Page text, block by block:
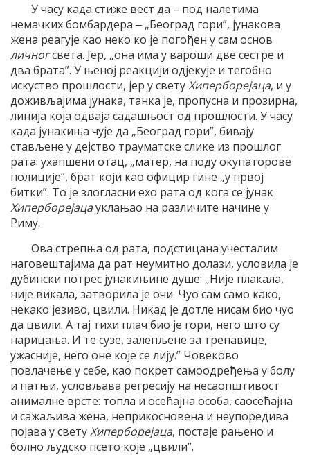
У часу када стиже вест да – под налетима
немачких бомбардера ‒ „Београд гори”, јунакова
жена реагује као неко ко је погођен у сам основ
личногсвета. Јер, „она има у вароши две сестре и
два брата”. У њеној реакцији одјекује и тегобно
искуство прошлости, јер у светуХиперборејаца, и у
доживљајима јунака, танка је, пропусна и прозирна,
линија која одваја садашњост од прошлости. У часу
када јунакиња чује да „Београд гори”, бивају
стављене у дејство трауматске слике из прошлог
рата: ухапшени отац, „матер, на поду окупаторове
полиције”, брат који као официр гине „у првој
битки”. То је злогласни ехо рата од кога се јунак
Хиперборејацауклањао на различите начине у
Риму.
Ова стрепња од рата, подстицана учесталим
наговештајима да рат неумитно долази, условила је
дубински потрес јунакињине душе: „Није плакала,
није викала, затворила је очи. Чуо сам само како,
некако језиво, цвили. Никад је дотле нисам био чуо
да цвили. А тај тихи плач био је гори, него што су
нарицања. И те сузе, залепљене за трепавице,
ужасније, него оне које се лију.” Човеково
повлачење у себе, као покрет самоодређења у болу
и патњи, условљава регресију на несаопштивост
анималне врсте: топла и осећајна особа, саосећајна
и сажаљива жена, неприкосновена и неупоредива
појава у светуХиперборејаца, постаје рањено и
болно људско псето које „цвили”.